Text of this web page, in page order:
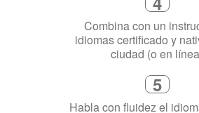
Combina con un
idiomas certificado y
ciudad (o en
Habla con fluidez el